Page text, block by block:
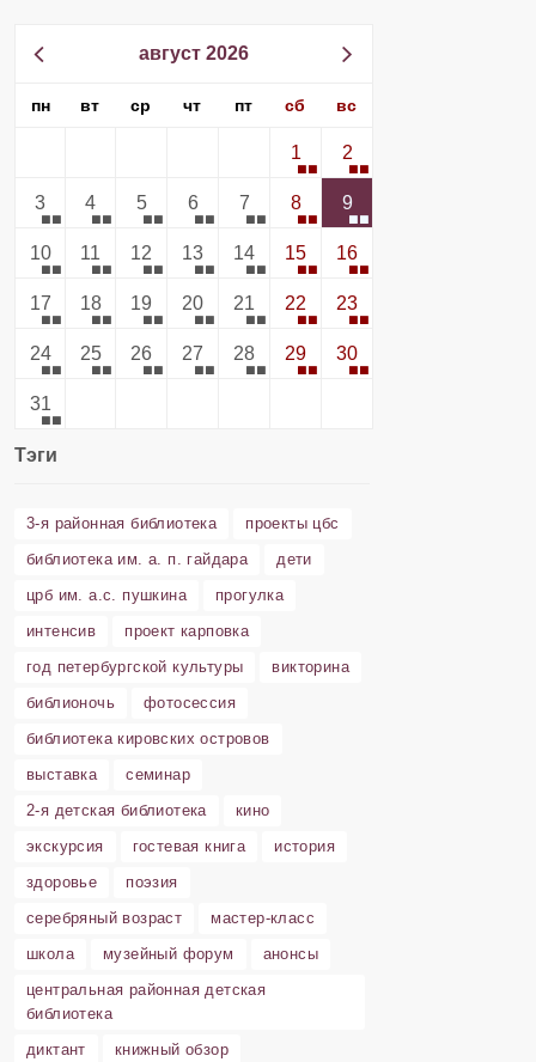
август 2026
пн вт ср чт пт сб вс
1 2
3 4 5 6 7 8 9
10 11 12 13 14 15 16
17 18 19 20 21 22 23
24 25 26 27 28 29 30
31
Тэги
3-я районная библиотека
проекты цбс
библиотека им. а. п. гайдара
дети
црб им. а.с. пушкина
прогулка
интенсив
проект карповка
год петербургской культуры
викторина
библионочь
фотосессия
библиотека кировских островов
выставка
семинар
2-я детская библиотека
кино
экскурсия
гостевая книга
история
здоровье
поэзия
серебряный возраст
мастер-класс
школа
музейный форум
анонсы
центральная районная детская
библиотека
диктант
книжный обзор